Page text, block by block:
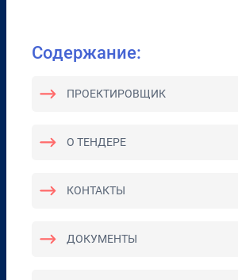
Содержание:
ПРОЕКТИРОВЩИК
О ТЕНДЕРЕ
КОНТАКТЫ
ДОКУМЕНТЫ